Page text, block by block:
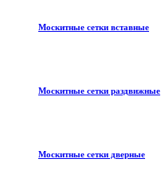
Москитные сетки вставные
Москитные сетки раздвижные
Москитные сетки дверные